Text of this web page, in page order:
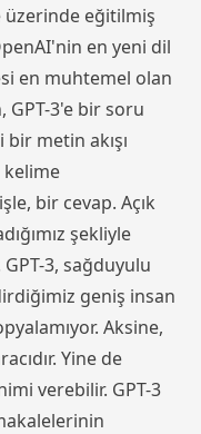
üzerinde eğitilmiş
en yeni dil
en muhtemel olan
3'e bir soru
metin akışı
kelime
bir cevap. Açık
şekliyle
GPT-3, sağduyulu
geniş insan
Aksine,
Yine de
verebilir. GPT-3